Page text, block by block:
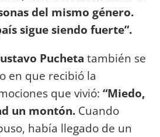
del mismo género.
sigue siendo fuerte”.
Pucheta también se
en que recibió la
que vivió: “Miedo,
un montón. Cuando
había llegado de un